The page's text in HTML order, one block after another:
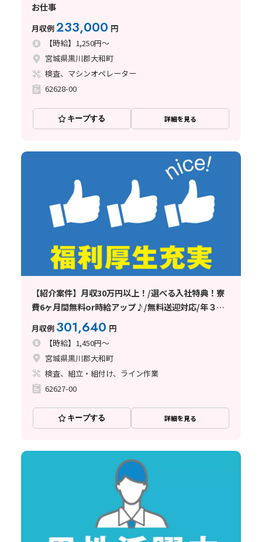
お仕事
月収例233,000 円
【時給】1,250円～
宮城県黒川郡大和町
検査、マシンオペレーター
62628-00
キープする 詳細を見る
【紹介案件】月収30万円以上！/選べる入社特典！寮
費6ヶ月間無料or時給アップ♪/無料送迎対応/年３回
ミニボーナスも支給♪
月収例 301,640 円
【時給】1,450円～
宮城県黒川郡大和町
検査、組立・組付け、ライン作業
62627-00
キープする 詳細を見る